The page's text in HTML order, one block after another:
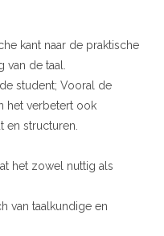
kant naar de praktische
de taal.
student; Vooral de
het verbetert ook
en structuren.
het zowel nuttig als
van taalkundige en